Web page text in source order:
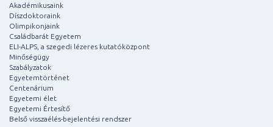
Akadémikusaink
Díszdoktoraink
Olimpikonjaink
Családbarát Egyetem
ELI-ALPS, a szegedi lézeres kutatóközpont
Minőségügy
Szabályzatok
Egyetemtörténet
Centenárium
Egyetemi élet
Egyetemi Értesítő
Belső visszaélés-bejelentési rendszer